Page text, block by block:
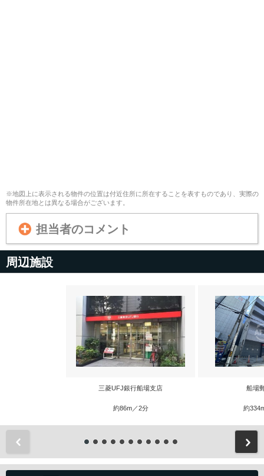
※地図上に表示される物件の位置は付近住所に所在することを表すものであり、実際の
物件所在地とは異なる場合がございます。
担当者のコメント
周辺施設
三菱UFJ銀行船場支店
約86m／2分
船場
約